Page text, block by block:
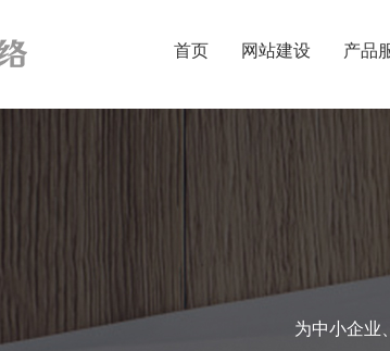
首页 网站建设 产品
为中小企业